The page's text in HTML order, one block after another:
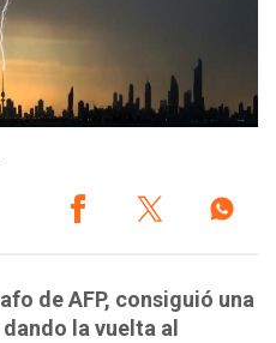
de AFP, consiguió una
la vuelta al